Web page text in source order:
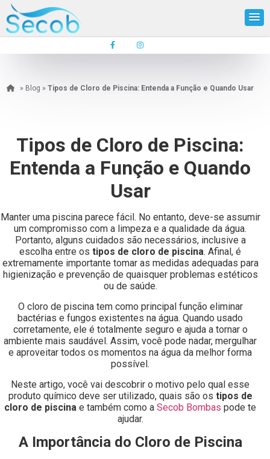
» Blog » Tipos de Cloro de Piscina: Entenda a Função e Quando Usar
Tipos de Cloro de Piscina:
Entenda a Função e Quando
Usar
Manter uma piscina parece fácil. No entanto, deve-se assumir
um compromisso com a limpeza e a qualidade da água.
Portanto, alguns cuidados são necessários, inclusive a
escolha entre os tipos de cloro de piscina. Afinal, é
extremamente importante tomar as medidas adequadas para
higienização e prevenção de quaisquer problemas estéticos
ou de saúde.
O cloro de piscina tem como principal função eliminar
bactérias e fungos existentes na água. Quando usado
corretamente, ele é totalmente seguro e ajuda a tornar o
ambiente mais saudável. Assim, você pode nadar, mergulhar
e aproveitar todos os momentos na água da melhor forma
possível.
Neste artigo, você vai descobrir o motivo pelo qual esse
produto químico deve ser utilizado, quais são os tipos de
cloro de piscina e também como a Secob Bombas pode te
ajudar.
A Importância do Cloro de Piscina